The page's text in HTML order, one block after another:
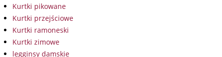
Kurtki pikowane
Kurtki przejściowe
Kurtki ramoneski
Kurtki zimowe
legginsy damskie